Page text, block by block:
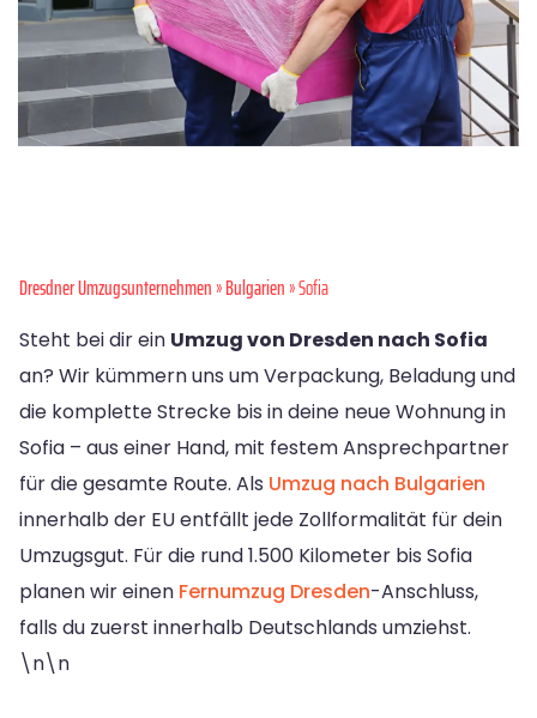
Dresdner Umzugsunternehmen»Bulgarien» Sofia
Steht bei dir ein Umzug von Dresden nach Sofia
an? Wir kümmern uns um Verpackung, Beladung und
die komplette Strecke bis in deine neue Wohnung in
Sofia – aus einer Hand, mit festem Ansprechpartner
für die gesamte Route. Als Umzug nach Bulgarien
innerhalb der EU entfällt jede Zollformalität für dein
Umzugsgut. Für die rund 1.500 Kilometer bis Sofia
planen wir einen Fernumzug Dresden-Anschluss,
falls du zuerst innerhalb Deutschlands umziehst.
\n\n